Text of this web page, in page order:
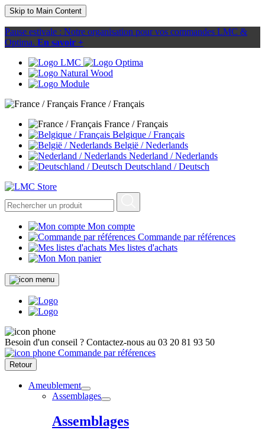
Skip to Main Content
Pause estivale : Notre organisation pour vos commandes LMC &
Optima. En savoir +
France / Français
France / Français
Belgique / Français
België / Nederlands
Nederland / Nederlands
Deutschland / Deutsch
Mon compte
Commande par références
Mes listes d'achats
Mon panier
Besoin d'un conseil ? Contactez-nous au 03 20 81 93 50
Commande par références
Retour
Ameublement
Assemblages
Assemblages